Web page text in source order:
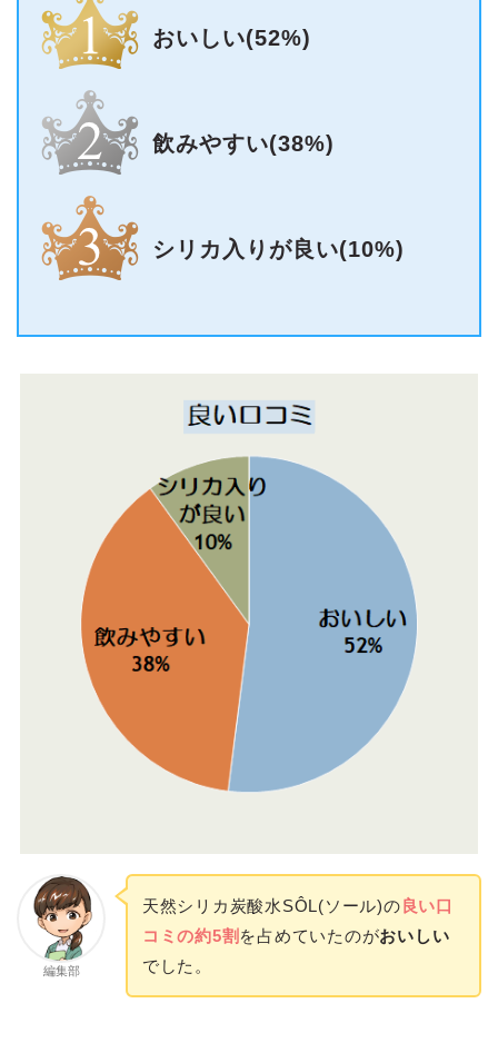
おいしい(52%)
飲みやすい(38%)
シリカ入りが良い(10%)
編集部
天然シリカ炭酸水SÔL(ソール)の良い口
コミの約5割 を占めていたのがおいしい
でした。